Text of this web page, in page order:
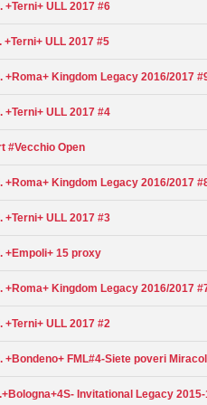
+Terni+ ULL 2017 #6
+Terni+ ULL 2017 #5
+Roma+ Kingdom Legacy 2016/2017
+Terni+ ULL 2017 #4
#Vecchio Open
+Roma+ Kingdom Legacy 2016/2017
+Terni+ ULL 2017 #3
+Empoli+ 15 proxy
+Roma+ Kingdom Legacy 2016/2017
+Terni+ ULL 2017 #2
+Bondeno+ FML#4-Siete poveri
Invitational Legacy